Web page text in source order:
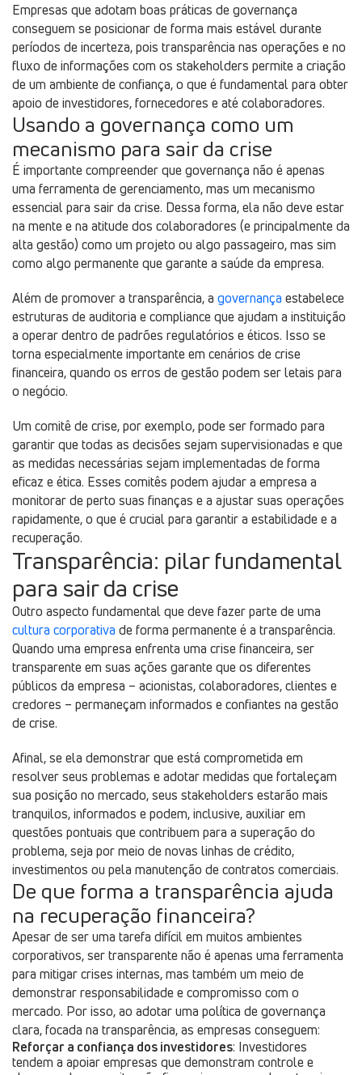
Empresas que adotam boas práticas de governança
conseguem se posicionar de forma mais estável durante
períodos de incerteza, pois transparência nas operações e no
fluxo de informações com os stakeholders permite a criação
de um ambiente de confiança, o que é fundamental para obter
apoio de investidores, fornecedores e até colaboradores.
Usando a governança como um
mecanismo para sair da crise
É importante compreender que governança não é apenas
uma ferramenta de gerenciamento, mas um mecanismo
essencial para sair da crise. Dessa forma, ela não deve estar
na mente e na atitude dos colaboradores (e principalmente da
alta gestão) como um projeto ou algo passageiro, mas sim
como algo permanente que garante a saúde da empresa.
Além de promover a transparência, a governança estabelece
estruturas de auditoria e compliance que ajudam a instituição
a operar dentro de padrões regulatórios e éticos. Isso se
torna especialmente importante em cenários de crise
financeira, quando os erros de gestão podem ser letais para
o negócio.
Um comitê de crise, por exemplo, pode ser formado para
garantir que todas as decisões sejam supervisionadas e que
as medidas necessárias sejam implementadas de forma
eficaz e ética. Esses comitês podem ajudar a empresa a
monitorar de perto suas finanças e a ajustar suas operações
rapidamente, o que é crucial para garantir a estabilidade e a
recuperação.
Transparência: pilar fundamental
para sair da crise
Outro aspecto fundamental que deve fazer parte de uma
cultura corporativa de forma permanente é a transparência.
Quando uma empresa enfrenta uma crise financeira, ser
transparente em suas ações garante que os diferentes
públicos da empresa – acionistas, colaboradores, clientes e
credores – permaneçam informados e confiantes na gestão
de crise.
Afinal, se ela demonstrar que está comprometida em
resolver seus problemas e adotar medidas que fortaleçam
sua posição no mercado, seus stakeholders estarão mais
tranquilos, informados e podem, inclusive, auxiliar em
questões pontuais que contribuem para a superação do
problema, seja por meio de novas linhas de crédito,
investimentos ou pela manutenção de contratos comerciais.
De que forma a transparência ajuda
na recuperação financeira?
Apesar de ser uma tarefa difícil em muitos ambientes
corporativos, ser transparente não é apenas uma ferramenta
para mitigar crises internas, mas também um meio de
demonstrar responsabilidade e compromisso com o
mercado. Por isso, ao adotar uma política de governança
clara, focada na transparência, as empresas conseguem:
Reforçar a confiança dos investidores: Investidores
tendem a apoiar empresas que demonstram controle e